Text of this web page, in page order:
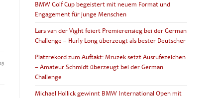
BMW Golf Cup begeistert mit neuem Format und
Engagement für junge Menschen
Lars van der Vight feiert Premierensieg bei der German
Challenge – Hurly Long überzeugt als bester Deutscher
Platzrekord zum Auftakt: Mruzek setzt Ausrufezeichen
– Amateur Schmidt überzeugt bei der German
Challenge
Michael Hollick gewinnt BMW International Open mit